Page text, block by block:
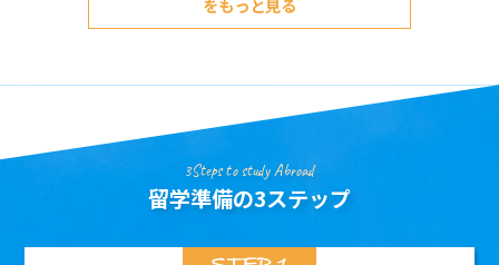
をもっと見る
3Steps to study Abroad
留学準備の3ステップ